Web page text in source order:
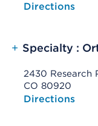
Opens native
Directions
+ Specialty :
2430 Research
CO 80920
Opens native
Directions